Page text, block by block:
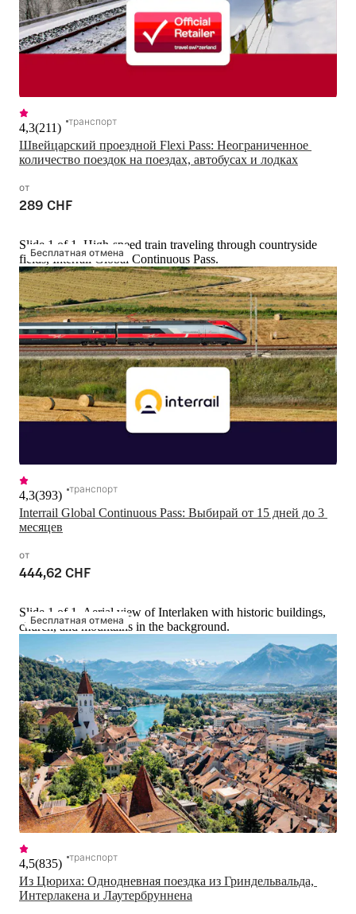
Швейцарский проездной Flexi Pass: Неограниченное
количество поездок на поездах, автобусах и лодках
4,3(211) транспорт
от
289 CHF
Бесплатная отмена
Slide 1 of 1, High-speed train traveling through countryside
fields, Interrail Global Continuous Pass.
Interrail Global Continuous Pass: Выбирай от 15 дней до 3
месяцев
4,3(393) транспорт
от
444,62 CHF
Бесплатная отмена
Slide 1 of 1, Aerial view of Interlaken with historic buildings,
church, and mountains in the background.
Из Цюриха: Однодневная поездка из Гриндельвальда,
Интерлакена и Лаутербруннена
4,5(835) транспорт